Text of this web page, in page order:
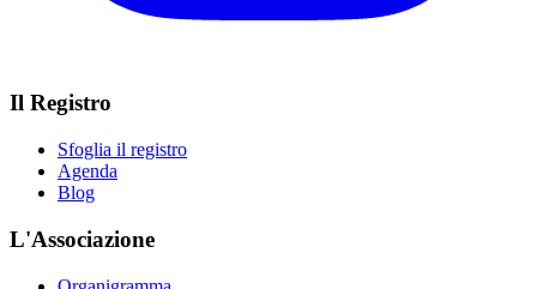
Il Registro
Sfoglia il registro
Agenda
Blog
L'Associazione